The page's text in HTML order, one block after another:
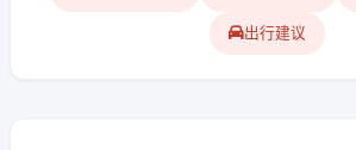
出行建议